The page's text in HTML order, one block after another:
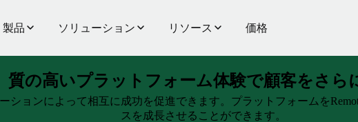
製品 ソリューション リソース 価格
質の高いプラットフォーム体験で顧客をさら
ションによって相互に成功を促進できます。プラットフォームを
スを成長させることができます。